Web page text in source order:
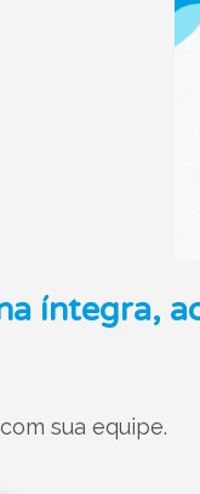
íntegra,
sua equipe.